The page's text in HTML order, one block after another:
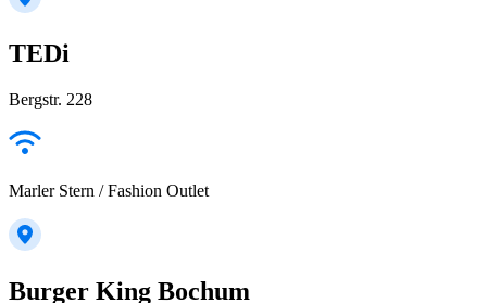
TEDi
Bergstr. 228
Marler Stern / Fashion Outlet
Burger King Bochum